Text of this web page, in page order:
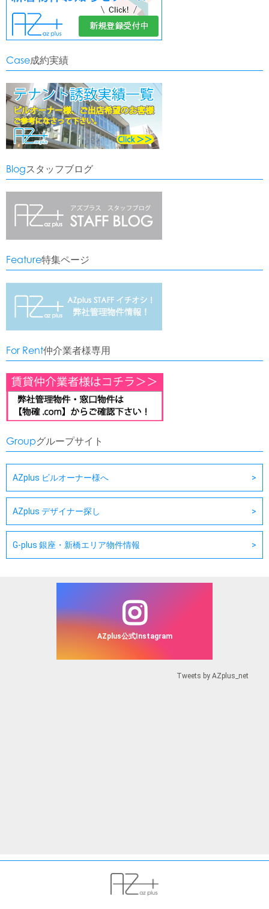
Case成約実績
Blogスタッフブログ
Feature特集ページ
For Rent仲介業者様専用
Groupグループサイト
AZplus ビルオーナー様へ
AZplus デザイナー探し
G-plus 銀座・新橋エリア物件情報
AZplus公式Instagram
Tweets by AZplus_net